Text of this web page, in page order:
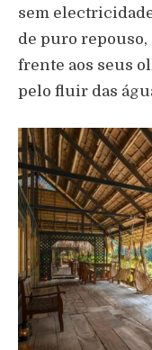
sem
de puro
frente aos seus
pelo fluir das